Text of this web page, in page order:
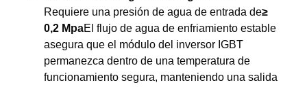
Requiere una presión de agua de entrada de≥
0,2 MpaEl flujo de agua de enfriamiento estable
asegura que el módulo del inversor IGBT
permanezca dentro de una temperatura de
funcionamiento segura, manteniendo una salida